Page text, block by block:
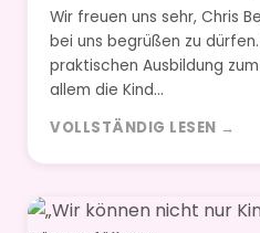
Wir freuen uns sehr, Chris
bei uns begrüßen zu
praktischen Ausbildung
allem die Kind…
VOLLSTÄNDIG LESEN →